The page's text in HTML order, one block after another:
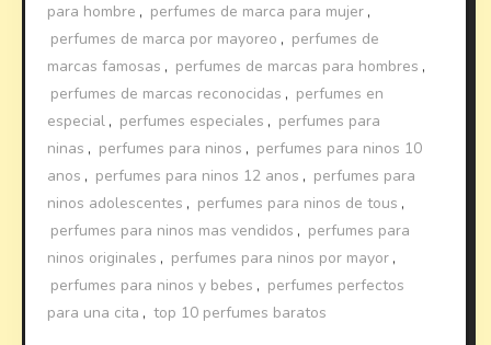
para hombre , perfumes de marca para mujer ,
perfumes de marca por mayoreo , perfumes de
marcas famosas , perfumes de marcas para hombres ,
perfumes de marcas reconocidas , perfumes en
especial , perfumes especiales , perfumes para
ninas , perfumes para ninos , perfumes para ninos 10
anos , perfumes para ninos 12 anos , perfumes para
ninos adolescentes , perfumes para ninos de tous ,
perfumes para ninos mas vendidos , perfumes para
ninos originales , perfumes para ninos por mayor ,
perfumes para ninos y bebes , perfumes perfectos
para una cita , top 10 perfumes baratos